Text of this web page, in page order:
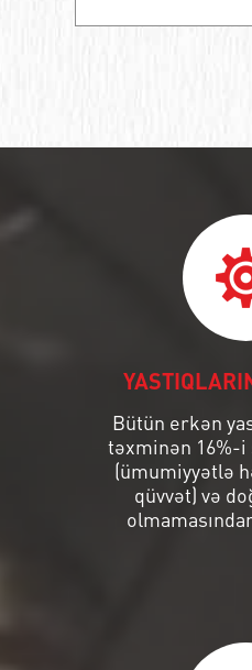
Bütün erkən
təxminən 16%-
(ümumiyyətlə
qüvvət) və